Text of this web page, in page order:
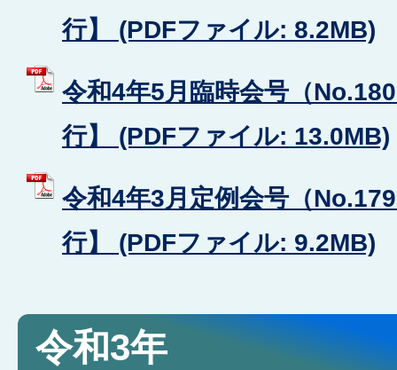
行】 (PDFファイル: 8.2MB)
令和4年5月臨時会号（
行】 (PDFファイル: 13.0MB)
令和4年3月定例会号（
行】 (PDFファイル: 9.2MB)
令和3年